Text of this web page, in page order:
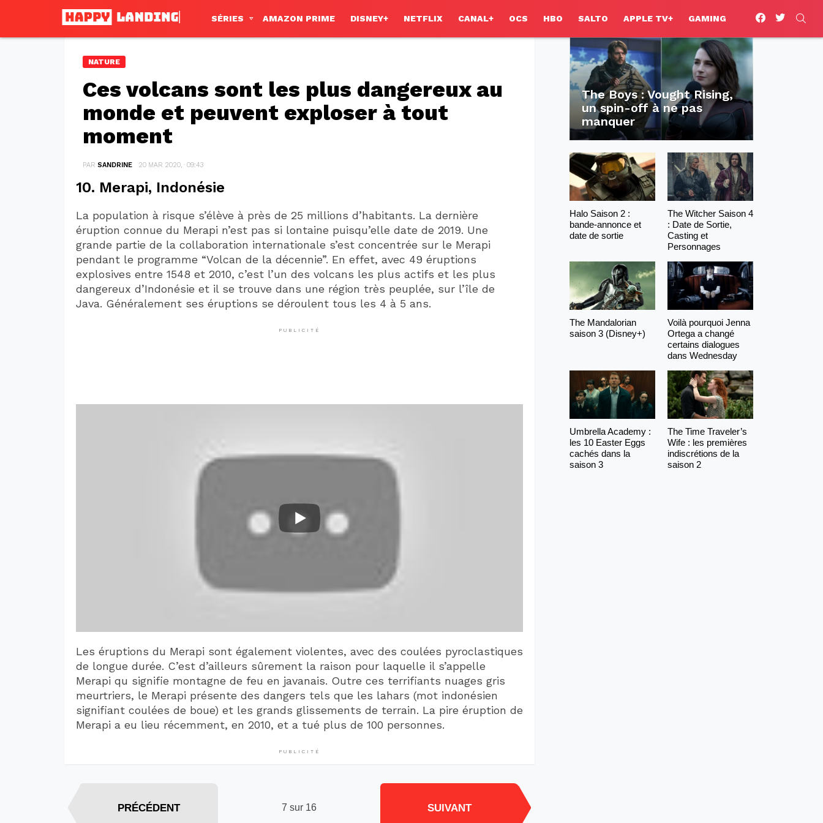
SÉRIES AMAZON PRIME DISNEY+ NETFLIX CANAL+ OCS HBO SALTO APPLE TV+ GAMING
facebooktwitter
NATURE
Ces volcans sont les plus dangereux au
monde et peuvent exploser à tout
moment
PAR SANDRINE 20 MAR 2020, · 09:43
10. Merapi, Indonésie
La population à risque s’élève à près de 25 millions d’habitants. La dernière
éruption connue du Merapi n’est pas si lontaine puisqu’elle date de 2019. Une
grande partie de la collaboration internationale s’est concentrée sur le Merapi
pendant le programme “Volcan de la décennie”. En effet, avec 49 éruptions
explosives entre 1548 et 2010, c’est l’un des volcans les plus actifs et les plus
dangereux d’Indonésie et il se trouve dans une région très peuplée, sur l’île de
Java. Généralement ses éruptions se déroulent tous les 4 à 5 ans.
PUBLICITÉ
Les éruptions du Merapi sont également violentes, avec des coulées pyroclastiques
de longue durée. C’est d’ailleurs sûrement la raison pour laquelle il s’appelle
Merapi qu signifie montagne de feu en javanais. Outre ces terrifiants nuages gris
meurtriers, le Merapi présente des dangers tels que les lahars (mot indonésien
signifiant coulées de boue) et les grands glissements de terrain. La pire éruption de
Merapi a eu lieu récemment, en 2010, et a tué plus de 100 personnes.
PUBLICITÉ
7 sur 16
PRÉCÉDENT SUIVANT
The Boys : Vought Rising,
un spin-off à ne pas
manquer
Halo Saison 2 :
bande-annonce et
date de sortie
The Witcher Saison 4
: Date de Sortie,
Casting et
Personnages
The Mandalorian
saison 3 (Disney+)
Voilà pourquoi Jenna
Ortega a changé
certains dialogues
dans Wednesday
Umbrella Academy :
les 10 Easter Eggs
cachés dans la
saison 3
The Time Traveler’s
Wife : les premières
indiscrétions de la
saison 2